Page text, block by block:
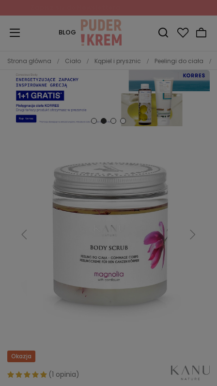
BLOG
Strona główna Ciało Kąpiel i prysznic Peelingi do ciała
Okazja
(1 opinia)